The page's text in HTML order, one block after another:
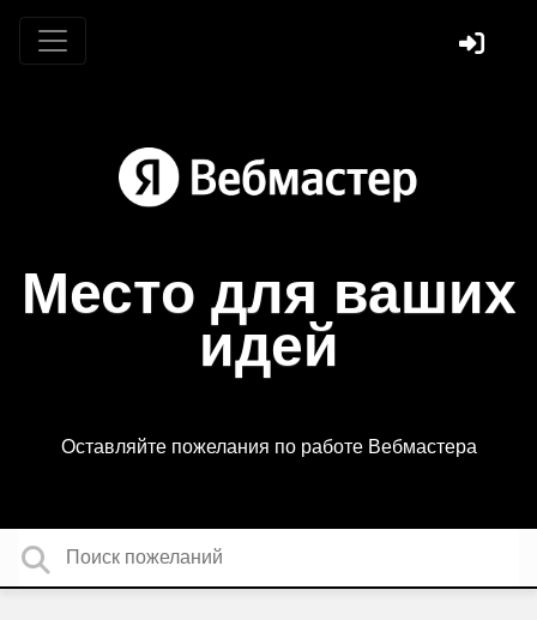
Место для ваших
идей
Оставляйте пожелания по работе Вебмастера